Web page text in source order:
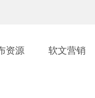
资源 软文营销